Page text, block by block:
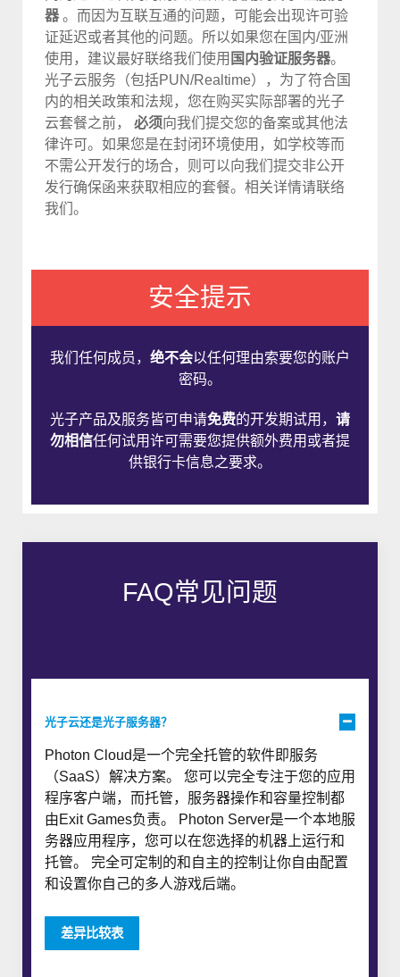
器。而因为互联互通的问题，可能会出现许可验
证延迟或者其他的问题。所以如果您在国内/亚洲
使用，建议最好联络我们使用 国内验证服务器。
光子云服务（包括PUN/Realtime），为了符合国
内的相关政策和法规，您在购买实际部署的光子
云套餐之前， 必须向我们提交您的备案或其他法
律许可。如果您是在封闭环境使用，如学校等而
不需公开发行的场合，则可以向我们提交非公开
发行确保函来获取相应的套餐。相关详情请联络
我们。
安全提示
我们任何成员， 绝不会以任何理由索要您的账户
密码。
光子产品及服务皆可申请免费的开发期试用， 请
勿相信任何试用许可需要您提供额外费用或者提
供银行卡信息之要求。
FAQ常见问题
光子云还是光子服务器？
Photon Cloud是一个完全托管的软件即服务
（SaaS）解决方案。 您可以完全专注于您的应用
程序客户端，而托管，服务器操作和容量控制都
由Exit Games负责。 Photon Server是一个本地服
务器应用程序，您可以在您选择的机器上运行和
托管。 完全可定制的和自主的控制让你自由配置
和设置你自己的多人游戏后端。
差异比较表